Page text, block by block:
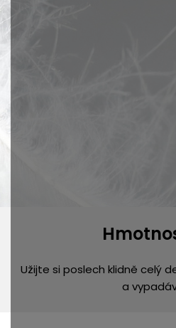
Užijte si poslech klidně celý
a